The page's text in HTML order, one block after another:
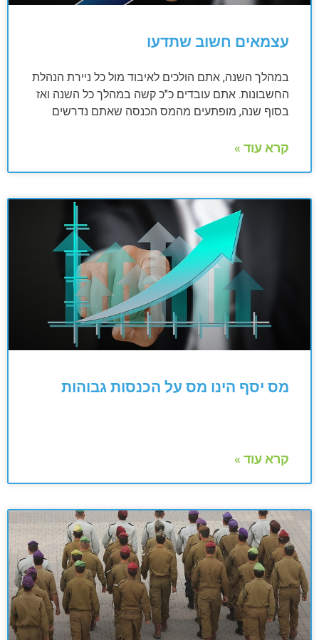
עצמאים חשוב שתדעו
במהלך השנה, אתם הולכים לאיבוד מול כל ניירת הנהלת
החשבונות. אתם עובדים כ"כ קשה במהלך כל השנה ואז
בסוף שנה, מופתעים מהמס הכנסה שאתם נדרשים
קרא עוד »
מס יסף הינו מס על הכנסות גבוהות
קרא עוד »